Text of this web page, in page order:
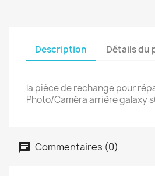
Description Détails du
la pièce de rechange pour
Photo/Caméra arrière galaxy
Commentaires (0)